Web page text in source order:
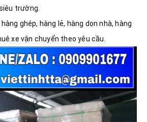
trường.
ghép, hàng lẻ, hàng dọn nhà, hàng
xe vận chuyển theo yêu cầu.